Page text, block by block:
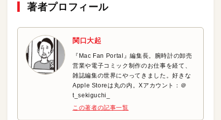
著者プロフィール
関口大起
『Mac Fan Portal』編集長。腕時計の卸売
営業や電子コミック制作のお仕事を経て、
雑誌編集の世界にやってきました。好きな
Apple Storeは丸の内。Xアカウント：＠
t_sekiguchi_
この著者の記事一覧